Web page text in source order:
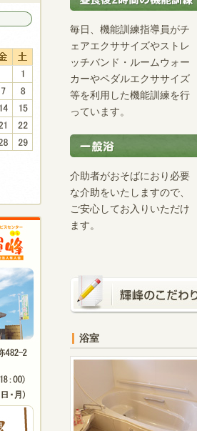
毎日、機能訓練指導員がチ
ェアエクササイズやストレ
ッチバンド・ルームウォー
カーやペダルエクササイズ
等を利用した機能訓練を行
っています。
介助者がおそばにおり必要
な介助をいたしますので、
ご安心してお入りいただけ
ます。
浴室